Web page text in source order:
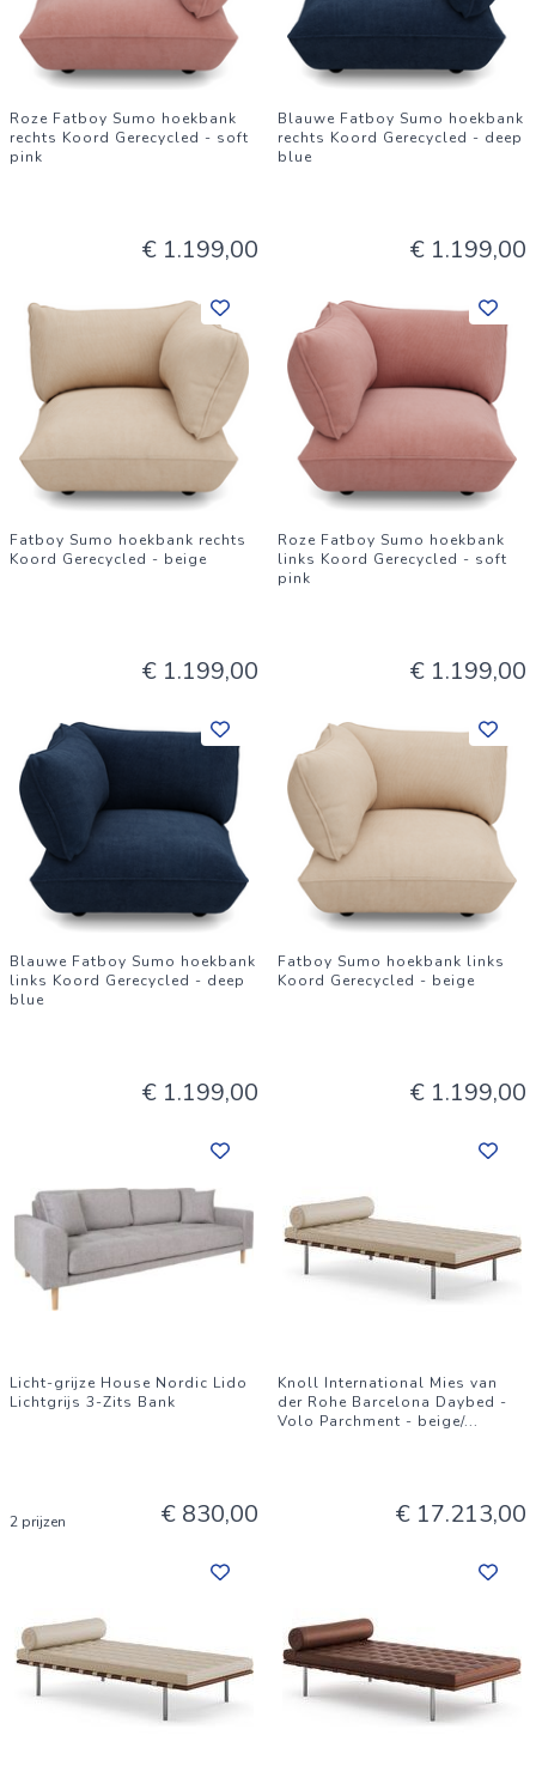
Roze Fatboy Sumo hoekbank
rechts Koord Gerecycled - soft
pink
€ 1.199,00
Blauwe Fatboy Sumo hoekbank
rechts Koord Gerecycled - deep
blue
€ 1.199,00
Fatboy Sumo hoekbank rechts
Koord Gerecycled - beige
€ 1.199,00
Roze Fatboy Sumo hoekbank
links Koord Gerecycled - soft
pink
€ 1.199,00
Blauwe Fatboy Sumo hoekbank
links Koord Gerecycled - deep
blue
€ 1.199,00
Fatboy Sumo hoekbank links
Koord Gerecycled - beige
€ 1.199,00
Licht-grijze House Nordic Lido
Lichtgrijs 3-Zits Bank
2 prijzen € 830,00
Knoll International Mies van
der Rohe Barcelona Daybed -
Volo Parchment - beige/...
€ 17.213,00